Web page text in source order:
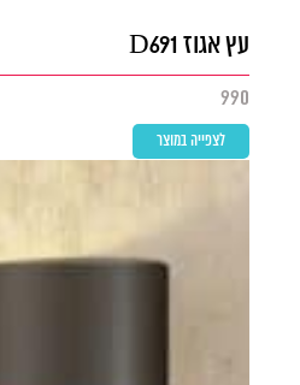
עץ אגוז D691
990
לצפייה במוצר